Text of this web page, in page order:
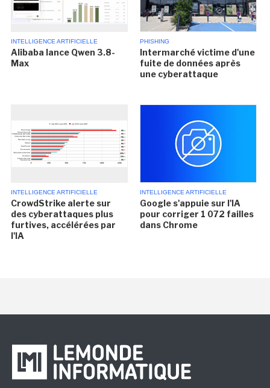
INTELLIGENCE ARTIFICIELLE
Alibaba lance Qwen 3.8-
Max
PHISHING
Intermarché victime d'une
fuite de données après
une cyberattaque
INTELLIGENCE ARTIFICIELLE
CrowdStrike alerte sur
des cyberattaques plus
furtives, accélérées par
l'IA
INTELLIGENCE ARTIFICIELLE
Google s'appuie sur l'IA
pour corriger 1 072 failles
dans Chrome